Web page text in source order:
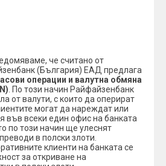
че считано от
(България) ЕАД предлага
операции и валутна обмяна
. По този начин Райфайзенбанк
от валути, с които да оперират
могат да нареждат или
във всеки един офис на банката
по този начин ще улеснят
в полски злоти.
клиенти на банката се
за откриване на